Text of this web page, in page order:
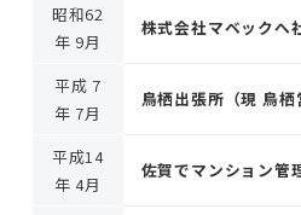
昭和62
年 9月
株式会社マベックへ
平成 7
年 7月
鳥栖出張所（現 鳥
平成14
年 4月
佐賀でマンション管